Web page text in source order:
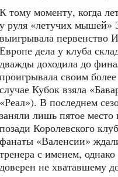
К тому моменту, когда
у руля «летучих мышей»
выигрывала первенство
Европе дела у клуба
дважды доходила до
проигрывала своим
случае Кубок взяла
«Реал»). В последнем
заняли лишь пятое
позади Королевского
фанаты «Валенсии»
тренера с именем,
доверен не хватавшему